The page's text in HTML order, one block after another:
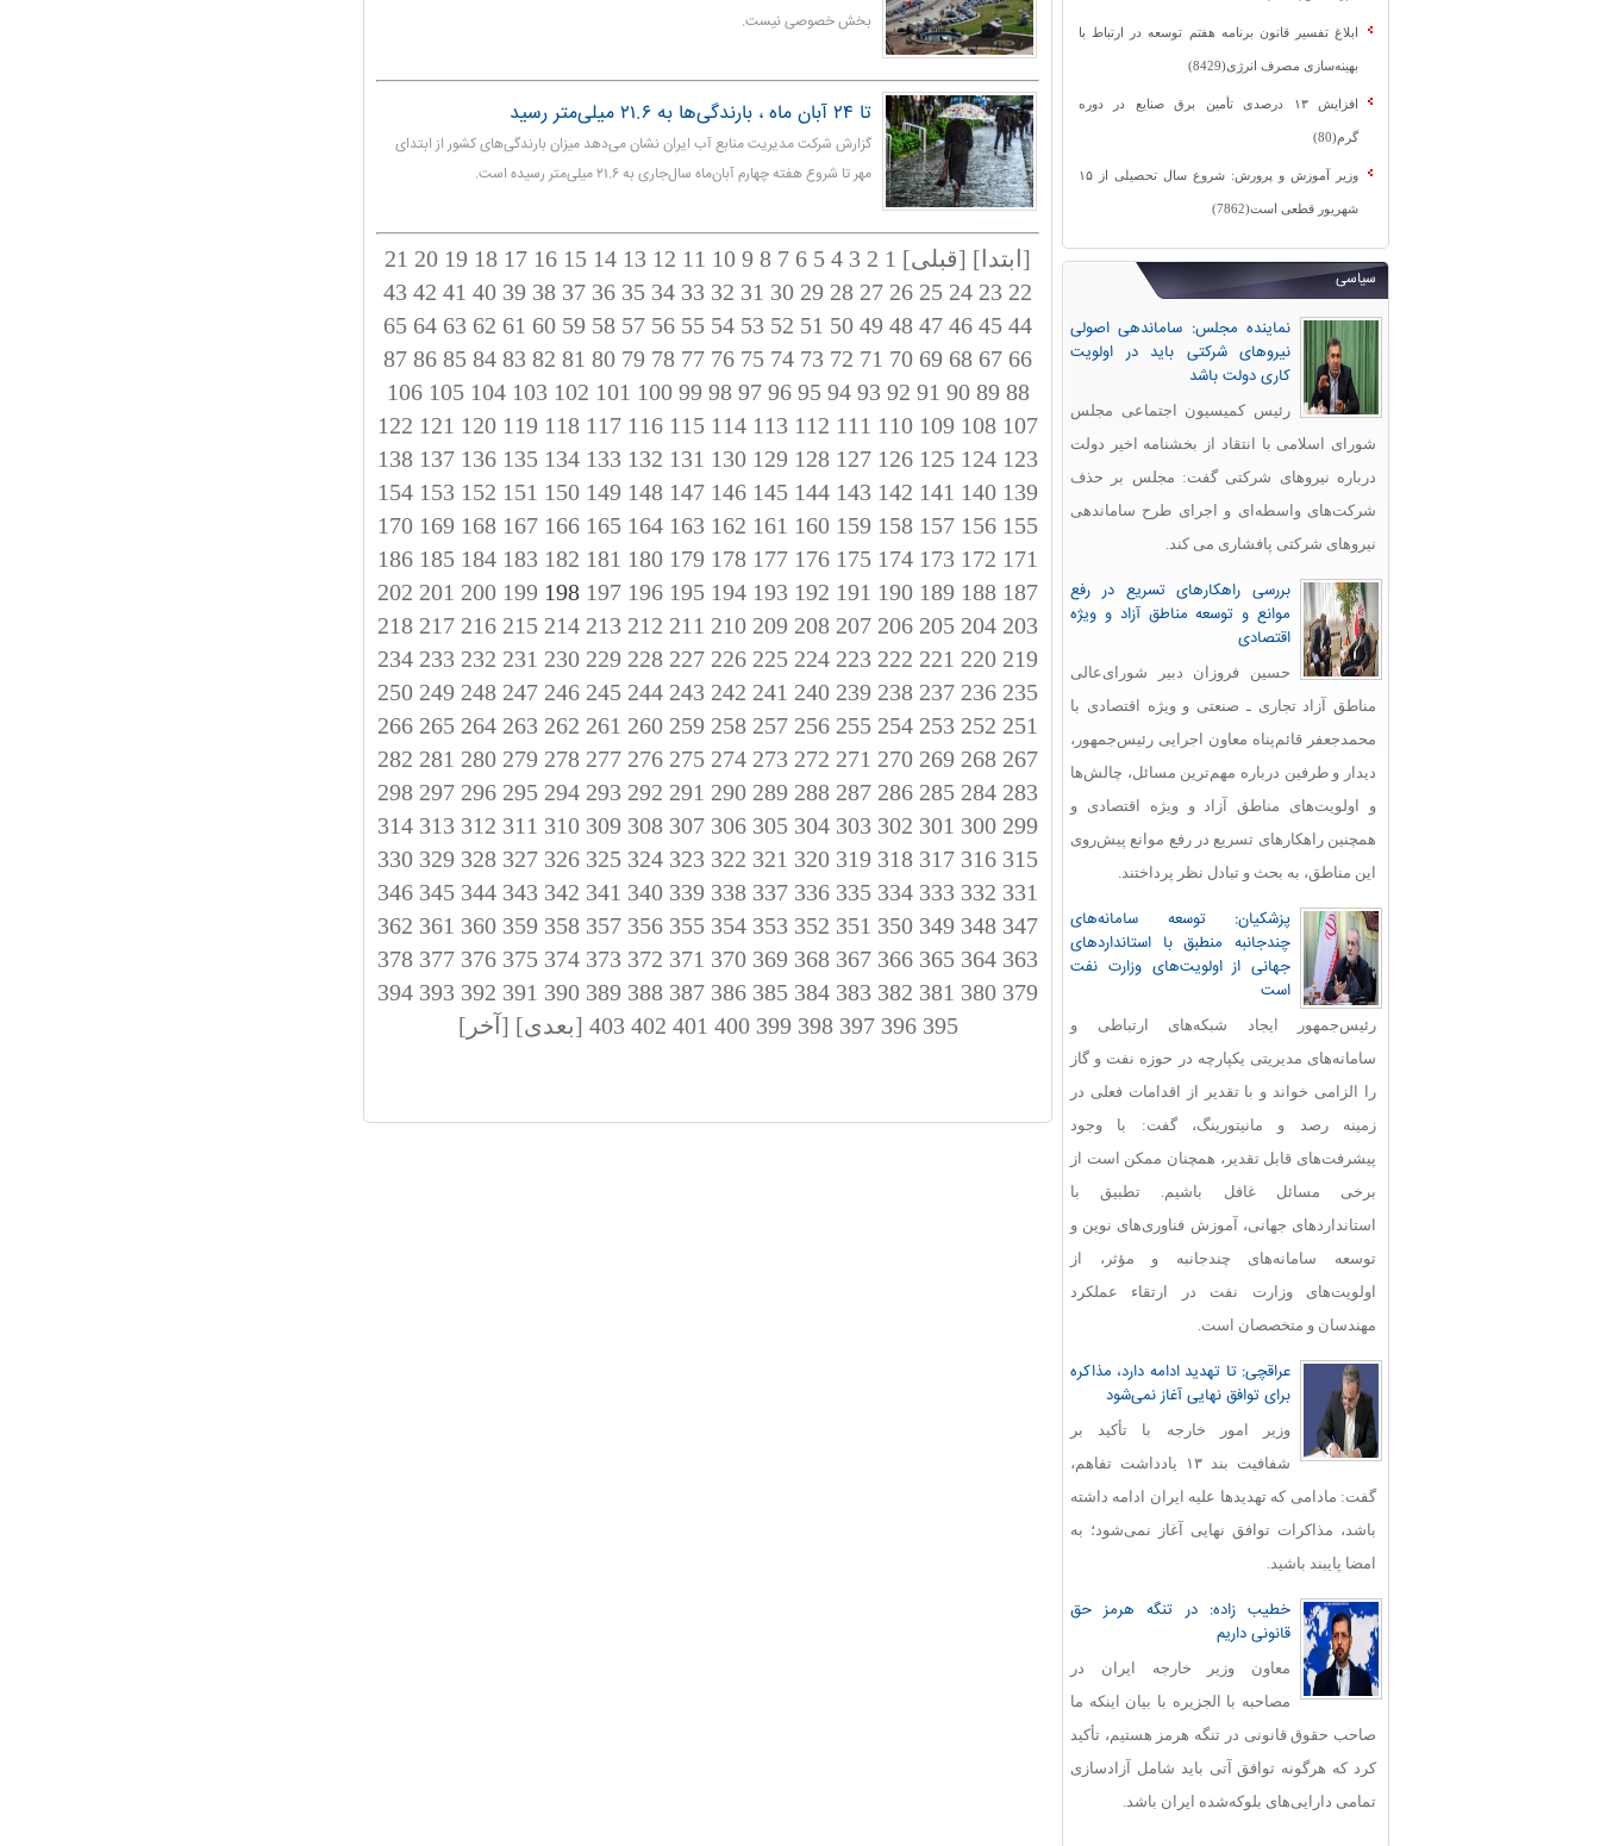
ابلاغ تفسیر قانون برنامه هفتم توسعه در ارتباط با
بهینه‌سازی مصرف انرژی(8429)
افزایش ۱۳ درصدی تأمین برق صنایع در دوره
گرم(80)
وزیر آموزش و پرورش: شروع سال تحصیلی از ۱۵
شهریور قطعی است(7862)
سیاسی
نماینده مجلس: ساماندهی اصولی
نیروهای شرکتی باید در اولویت
کاری دولت باشد
رئیس کمیسیون اجتماعی مجلس
شورای اسلامی با انتقاد از بخشنامه اخیر دولت
درباره نیروهای شرکتی گفت: مجلس بر حذف
شرکت‌های واسطه‌ای و اجرای طرح ساماندهی
نیروهای شرکتی پافشاری می کند.
بررسی راهکارهای تسریع در رفع
موانع و توسعه مناطق آزاد و ویژه
اقتصادی
حسین فروزان دبیر شورای‌عالی
مناطق آزاد تجاری ـ صنعتی و ویژه اقتصادی با
محمدجعفر قائم‌پناه معاون اجرایی رئیس‌جمهور،
دیدار و طرفین درباره مهم‌ترین مسائل، چالش‌ها
و اولویت‌های مناطق آزاد و ویژه اقتصادی و
همچنین راهکارهای تسریع در رفع موانع پیش‌روی
این مناطق، به بحث و تبادل نظر پرداختند.
پزشکیان: توسعه سامانه‌های
چندجانبه منطبق با استانداردهای
جهانی از اولویت‌های وزارت نفت
است
رئیس‌جمهور ایجاد شبکه‌های ارتباطی و
سامانه‌های مدیریتی یکپارچه در حوزه نفت و گاز
را الزامی خواند و با تقدیر از اقدامات فعلی در
زمینه رصد و مانیتورینگ، گفت: با وجود
پیشرفت‌های قابل‌ تقدیر، همچنان ممکن است از
برخی مسائل غافل باشیم. تطبیق با
استانداردهای جهانی، آموزش فناوری‌های نوین و
توسعه سامانه‌های چندجانبه و مؤثر، از
اولویت‌های وزارت نفت در ارتقاء عملکرد
مهندسان و متخصصان است.
عراقچی: تا تهدید ادامه دارد، مذاکره
برای توافق نهایی آغاز نمی‌شود
وزیر امور خارجه با تأکید بر
شفافیت بند ۱۳ یادداشت تفاهم،
گفت: مادامی که تهدیدها علیه ایران ادامه داشته
باشد، مذاکرات توافق نهایی آغاز نمی‌شود؛ به
امضا پایبند باشید.
خطیب زاده: در تنگه هرمز حق
قانونی داریم
معاون وزیر خارجه ایران در
مصاحبه با الجزیره با بیان اینکه ما
صاحب حقوق قانونی در تنگه هرمز هستیم، تأکید
کرد که هرگونه توافق آتی باید شامل آزادسازی
تمامی دارایی‌های بلوکه‌شده ایران باشد.
بخش خصوصی نیست.
تا ۲۴ آبان ماه ، بارندگی‌ها به ۲۱.۶ میلی‌متر رسید
گزارش شرکت مدیریت منابع آب ایران نشان می‌دهد میزان بارندگی‌های کشور از ابتدای
مهر تا شروع هفته چهارم آبان‌ماه سال‌جاری به ۲۱.۶ میلی‌متر رسیده است.
[ابتدا] [قبلی] 1
2
3
4
5
6
7
8
9
10
11
12
13
14
15
16
17
18
19
20
21
22
23
24
25
26
27
28
29
30
31
32
33
34
35
36
37
38
39
40
41
42
43
44
45
46
47
48
49
50
51
52
53
54
55
56
57
58
59
60
61
62
63
64
65
66
67
68
69
70
71
72
73
74
75
76
77
78
79
80
81
82
83
84
85
86
87
88
89
90
91
92
93
94
95
96
97
98
99
100
101
102
103
104
105
106
107
108
109
110
111
112
113
114
115
116
117
118
119
120
121
122
123
124
125
126
127
128
129
130
131
132
133
134
135
136
137
138
139
140
141
142
143
144
145
146
147
148
149
150
151
152
153
154
155
156
157
158
159
160
161
162
163
164
165
166
167
168
169
170
171
172
173
174
175
176
177
178
179
180
181
182
183
184
185
186
187
188
189
190
191
192
193
194
195
196
197
199
200
201
202
203
204
205
206
207
208
209
210
211
212
213
214
215
216
217
218
219
220
221
222
223
224
225
226
227
228
229
230
231
232
233
234
235
236
237
238
239
240
241
242
243
244
245
246
247
248
249
250
251
252
253
254
255
256
257
258
259
260
261
262
263
264
265
266
267
268
269
270
271
272
273
274
275
276
277
278
279
280
281
282
283
284
285
286
287
288
289
290
291
292
293
294
295
296
297
298
299
300
301
302
303
304
305
306
307
308
309
310
311
312
313
314
315
316
317
318
319
320
321
322
323
324
325
326
327
328
329
330
331
332
333
334
335
336
337
338
339
340
341
342
343
344
345
346
347
348
349
350
351
352
353
354
355
356
357
358
359
360
361
362
363
364
365
366
367
368
369
370
371
372
373
374
375
376
377
378
379
380
381
382
383
384
385
386
387
388
389
390
391
392
393
394
395
396
397
398
399
400
401
402
403 [بعدی] [آخر]